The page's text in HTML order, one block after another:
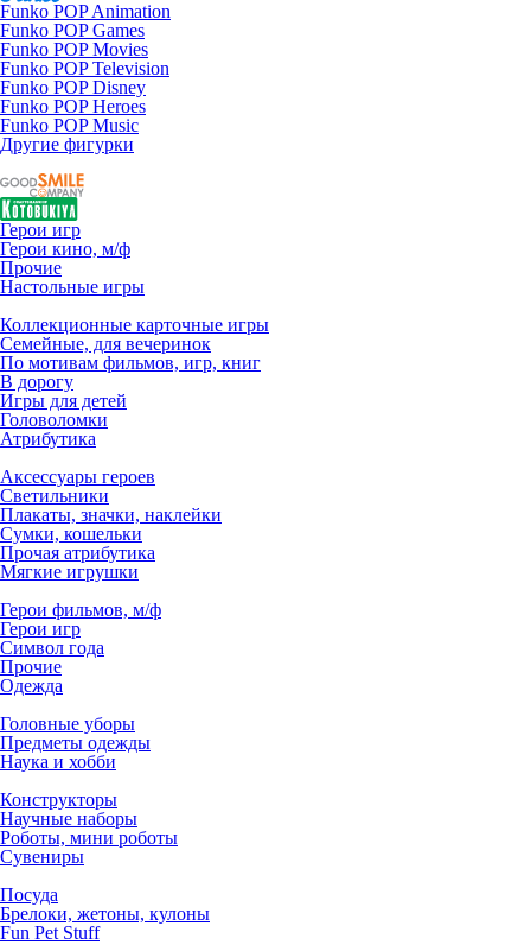
Funko POP Animation
Funko POP Games
Funko POP Movies
Funko POP Television
Funko POP Disney
Funko POP Heroes
Funko POP Music
Другие фигурки
Герои игр
Герои кино, м/ф
Прочие
Настольные игры
Коллекционные карточные игры
Семейные, для вечеринок
По мотивам фильмов, игр, книг
В дорогу
Игры для детей
Головоломки
Атрибутика
Аксессуары героев
Светильники
Плакаты, значки, наклейки
Сумки, кошельки
Прочая атрибутика
Мягкие игрушки
Герои фильмов, м/ф
Герои игр
Символ года
Прочие
Одежда
Головные уборы
Предметы одежды
Наука и хобби
Конструкторы
Научные наборы
Роботы, мини роботы
Сувениры
Посуда
Брелоки, жетоны, кулоны
Fun Pet Stuff